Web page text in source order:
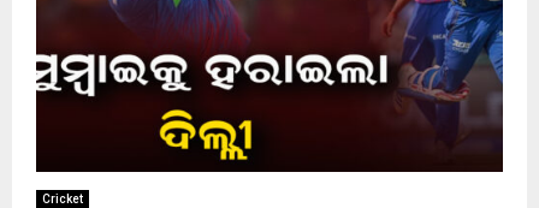
Cricket